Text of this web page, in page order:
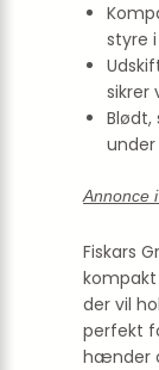
styre
sikrer
Blødt,
Annonce
Fiskars
der vil
perfekt
hænder